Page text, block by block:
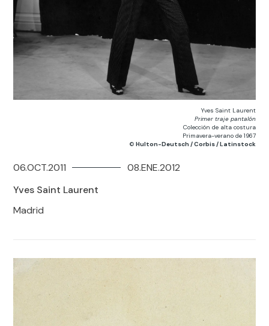
Yves Saint Laurent
Primer traje pantalón
Colección de alta costura
Primavera-verano de 1967
© Hulton-Deutsch / Corbis / Latinstock
Yves Saint Laurent
Madrid
06.OCT.2011 08.ENE.2012